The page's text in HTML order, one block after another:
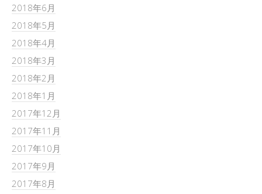
2018年6月
2018年5月
2018年4月
2018年3月
2018年2月
2018年1月
2017年12月
2017年11月
2017年10月
2017年9月
2017年8月